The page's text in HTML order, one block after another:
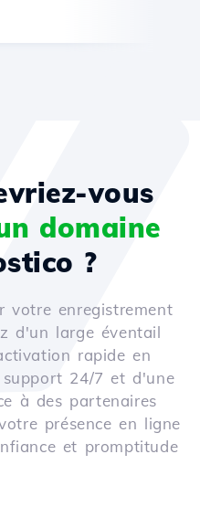
vous
domaine
?
votre enregistrement
d'un large éventail
rapide en
24/7 et d'une
à des partenaires
présence en ligne
et promptitude